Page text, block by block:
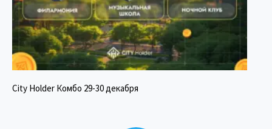
City Holder Комбо 29-30 декабря